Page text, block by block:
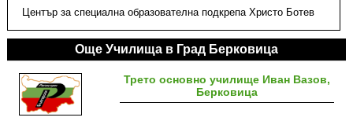
Център за специална образователна подкрепа Христо Ботев
Още Училища в Град Берковица
Трето основно училище Иван Вазов,
Берковица